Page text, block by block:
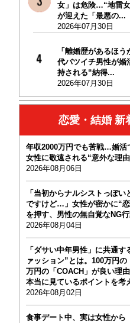
女」は危険…“地雷
が迎えた「最悪の...
2026年07月30日
「離婚歴があるほ
代バツイチ男性が婚
持される“納得...
2026年07月30日
恋愛・結婚 新
年収2000万円でも苦戦…婚活
女性に敬遠される“意外な理
2026年08月06日
「当初からナルシストっぽい
ですけど…」女性が密かに“
を押す、男性の無自覚なNG
2026年08月04日
「ダサい中年男性」に共通す
ァッション”とは。100万円
万円の「COACH」が良い理
本当に見ているポイントを考
2026年08月02日
食事デート中、実は女性から